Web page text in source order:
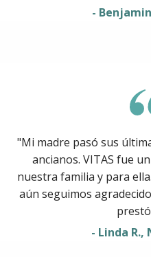
-
"Mi madre pasó sus
ancianos. VITAS fue
nuestra familia y para
aún seguimos
- Linda R.,